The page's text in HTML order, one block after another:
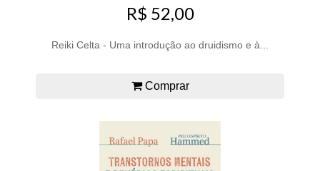
R$ 52,00
Reiki Celta - Uma introdução ao druidismo e à...
Comprar